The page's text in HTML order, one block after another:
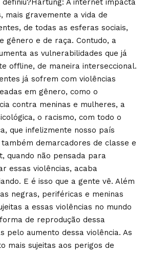
definiu?Hartung: A internet impacta
mais gravemente a vida de
de todas as esferas sociais,
gênero e de raça. Contudo, a
as vulnerabilidades que já
offline, de maneira interseccional.
já sofrem com violências
em gênero, como o
contra meninas e mulheres, a
o racismo, com todo o
que infelizmente nosso país
demarcadores de classe e
quando não pensada para
essas violências, acaba
E é isso que a gente vê. Além
negras, periféricas e meninas
a essas violências no mundo
de reprodução dessa
pelo aumento dessa violência. As
mais sujeitas aos perigos de